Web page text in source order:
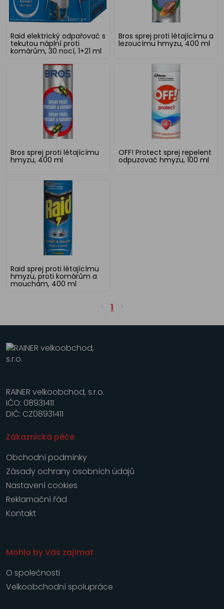
Raid elektrický odpařovač s
tekutou náplní proti
komárům, 30 nocí, 1+21 ml
Bros sprej proti létajícímu a
lezoucímu hmyzu, 400 ml
Bros sprej proti létajícímu
hmyzu, 400 ml
OFF! Protect sprej repelent
odpuzovač hmyzu, 100 ml
Raid sprej proti létajícímu
hmyzu, proti komárům a
mouchám, 400 ml
1
RAINER velkoobchod, s.r.o.
IČO: 08931411
DIČ: CZ08931411
Zákaznická péče
Obchodní podmínky
Zásady ochrany osobních údajů
Nastavení cookies
Reklamační řád
Kontakt
Mohlo by Vás zajímat
O společnosti
Velkoobchodní spolupráce